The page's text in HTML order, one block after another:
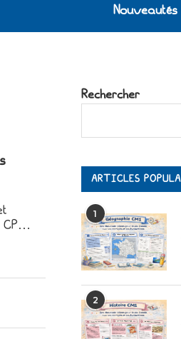
Nouveautés:
CP…
Rechercher
ARTICLES
1
2